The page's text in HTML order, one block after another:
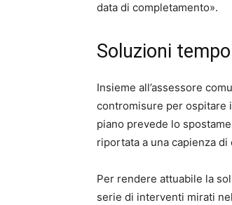
data di completamento».
Soluzioni
Insieme all’assessore
contromisure per ospitare
piano prevede lo
riportata a una capienza
Per rendere attuabile la
serie di interventi mirati